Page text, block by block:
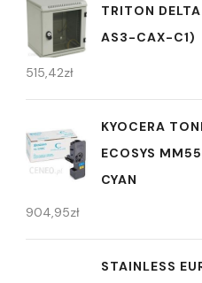
TRITON
AS3-CAX-C1)
515,42zł
KYOCERA
ECOSYS
CYAN
904,95zł
STAINLESS